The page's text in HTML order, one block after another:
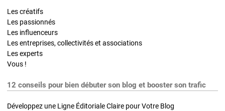
Les créatifs
Les passionnés
Les influenceurs
Les entreprises, collectivités et associations
Les experts
Vous !
12 conseils pour bien débuter son blog et booster son trafic
Développez une Ligne Éditoriale Claire pour Votre Blog